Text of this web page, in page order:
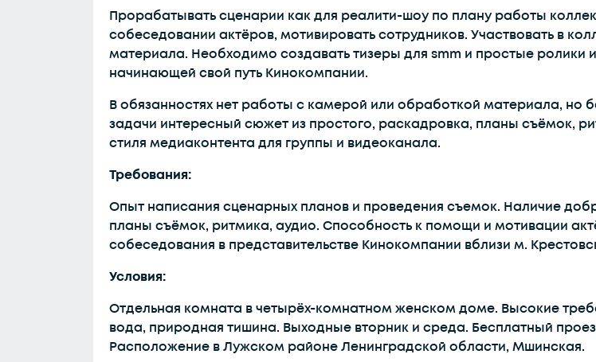
Прорабатывать сценарии как для реалити-шоу по плану работы
собеседовании актёров, мотивировать сотрудников. Участвовать в
материала. Необходимо создавать тизеры для smm и простые ролики
начинающей свой путь Кинокомпании.
В обязанностях нет работы с камерой или обработкой материала, но
задачи интересный сюжет из простого, раскадровка, планы съёмок,
стиля медиаконтента для группы и видеоканала.
Требования:
Опыт написания сценарных планов и проведения съемок. Наличие
планы съёмок, ритмика, аудио. Способность к помощи и мотивации
собеседования в представительстве Кинокомпании вблизи м.
Условия:
Отдельная комната в четырёх-комнатном женском доме. Высокие
вода, природная тишина. Выходные вторник и среда. Бесплатный
Расположение в Лужском районе Ленинградской области, Мшинская.